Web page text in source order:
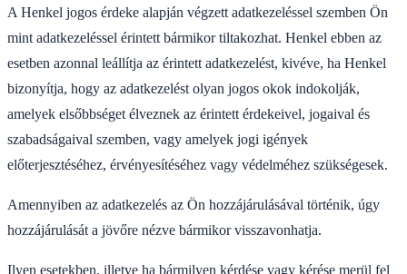
A Henkel jogos érdeke alapján végzett adatkezeléssel szemben Ön
mint adatkezeléssel érintett bármikor tiltakozhat. Henkel ebben az
esetben azonnal leállítja az érintett adatkezelést, kivéve, ha Henkel
bizonyítja, hogy az adatkezelést olyan jogos okok indokolják,
amelyek elsőbbséget élveznek az érintett érdekeivel, jogaival és
szabadságaival szemben, vagy amelyek jogi igények
előterjesztéséhez, érvényesítéséhez vagy védelméhez szükségesek.
Amennyiben az adatkezelés az Ön hozzájárulásával történik, úgy
hozzájárulását a jövőre nézve bármikor visszavonhatja.
Ilyen esetekben, illetve ha bármilyen kérdése vagy kérése merül fel